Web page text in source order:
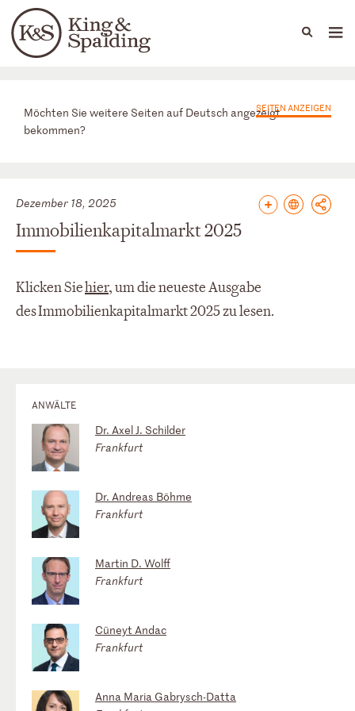
Languages
People Capabilities
News & Insights
Möchten Sie weitere Seiten auf Deutsch angezeigt
bekommen?
SEITEN ANZEIGEN
Dezember 18, 2025
Immobilienkapitalmarkt 2025
Klicken Siehier, um die neueste Ausgabe
desImmobilienkapitalmarkt 2025zu lesen.
ANWÄLTE
Dr. Axel J. Schilder
Frankfurt
Dr. Andreas Böhme
Frankfurt
Martin D. Wolff
Frankfurt
Cüneyt Andac
Frankfurt
Anna Maria Gabrysch-Datta